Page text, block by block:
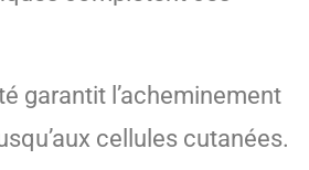
garantit l’acheminement
cellules cutanées.